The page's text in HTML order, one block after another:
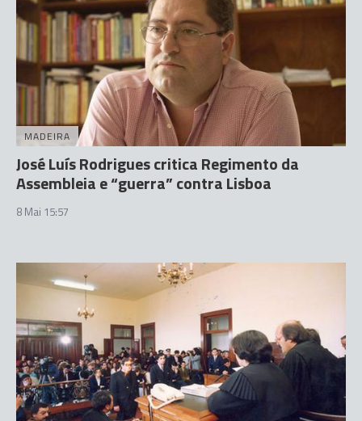
MADEIRA
José Luís Rodrigues critica Regimento da
Assembleia e “guerra” contra Lisboa
8 Mai 15:57